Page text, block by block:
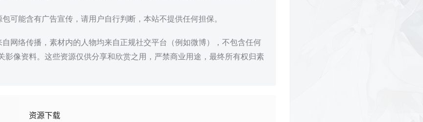
可能含有广告宣传，请用户自行判断，本站不提供任何担保。
网络传播，素材内的人物均来自正规社交平台（例如微博），不包含任何
影像资料。这些资源仅供分享和欣赏之用，严禁商业用途，最终所有权归素
资源下载